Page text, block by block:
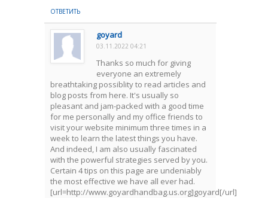
ОТВЕТИТЬ
goyard
03.11.2022 04:21
Thanks so much for giving
everyone an extremely
breathtaking possiblity to read articles and
blog posts from here. It's usually so
pleasant and jam-packed with a good time
for me personally and my office friends to
visit your website minimum three times in a
week to learn the latest things you have.
And indeed, I am also usually fascinated
with the powerful strategies served by you.
Certain 4 tips on this page are undeniably
the most effective we have all ever had.
[url=http://www.goyardhandbag.us.org]goyard[/url]